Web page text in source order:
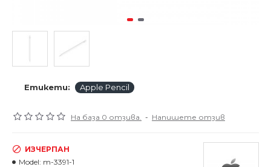
Етикети: Apple Pencil
На база 0 отзива. - Напишете отзив
ИЗЧЕРПАН
Model: m-3391-1